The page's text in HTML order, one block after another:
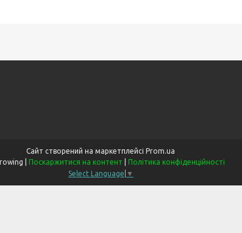
Сайт створений на маркетплейсі Prom.ua
Поскаржитися на контент
Політика конфіденційності
Select Language ▼